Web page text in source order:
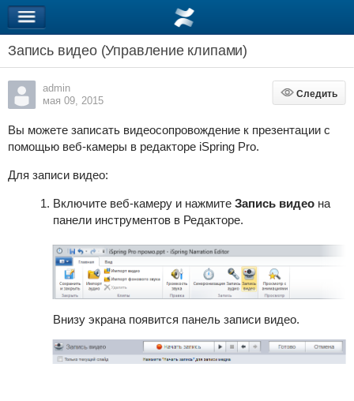
Запись видео (Управление клипами)
admin
мая 09, 2015
Следить
Следить
Вы можете записать видеосопровождение к презентации с
помощью веб-камеры в редакторе iSpring Pro.
Для записи видео:
Включите веб-камеру и нажмите Запись видеона
панели инструментов в Редакторе.
Внизу экрана появится панель записи видео.